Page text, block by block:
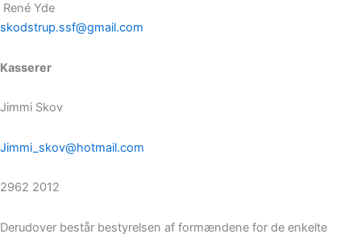
René Yde
skodstrup.ssf@gmail.com
Kasserer
Jimmi Skov
Jimmi_skov@hotmail.com
2962 2012
Derudover består bestyrelsen af formændene for de enkelte